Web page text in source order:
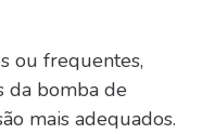
ou frequentes,
da bomba de
mais adequados.